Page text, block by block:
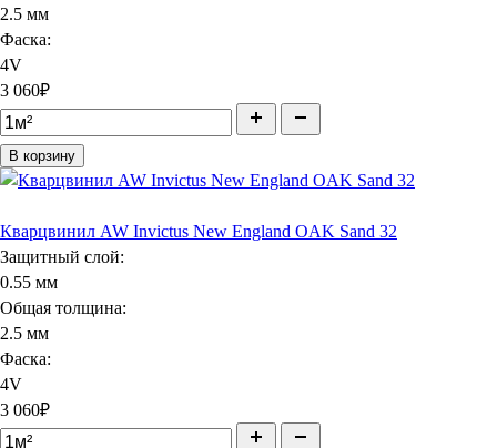
2.5 мм
Фаска:
4V
3 060₽
В корзину
Кварцвинил AW Invictus New England OAK Sand 32
Защитный слой:
0.55 мм
Общая толщина:
2.5 мм
Фаска:
4V
3 060₽